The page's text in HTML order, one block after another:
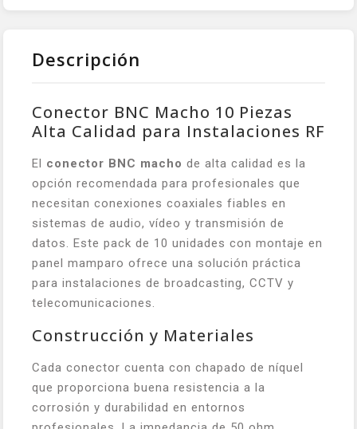
Descripción
Conector BNC Macho 10 Piezas
Alta Calidad para Instalaciones RF
El conector BNC macho de alta calidad es la
opción recomendada para profesionales que
necesitan conexiones coaxiales fiables en
sistemas de audio, vídeo y transmisión de
datos. Este pack de 10 unidades con montaje en
panel mamparo ofrece una solución práctica
para instalaciones de broadcasting, CCTV y
telecomunicaciones.
Construcción y Materiales
Cada conector cuenta con chapado de níquel
que proporciona buena resistencia a la
corrosión y durabilidad en entornos